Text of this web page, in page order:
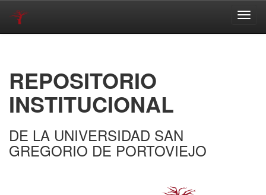
REPOSITORIO
INSTITUCIONAL
DE LA UNIVERSIDAD SAN
GREGORIO DE PORTOVIEJO